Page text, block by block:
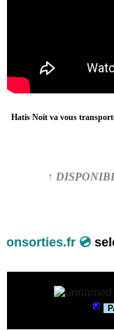
Hatis Noit va vous
↑
💿